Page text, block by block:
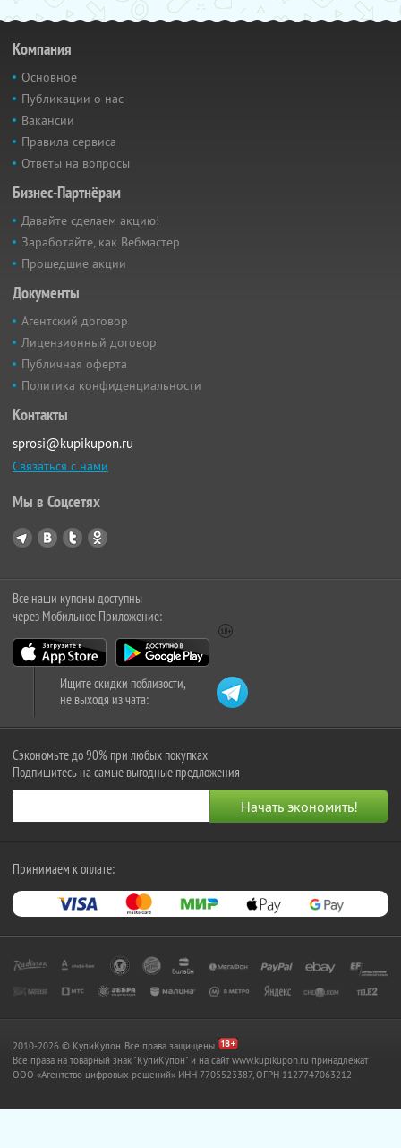
Компания
Основное
Публикации о нас
Вакансии
Правила сервиса
Ответы на вопросы
Бизнес-Партнёрам
Давайте сделаем акцию!
Заработайте, как Вебмастер
Прошедшие акции
Документы
Агентский договор
Лицензионный договор
Публичная оферта
Политика конфиденциальности
Контакты
sprosi@kupikupon.ru
Связаться с нами
Мы в Соцсетях
Все наши купоны доступны
через Мобильное Приложение:
Ищите скидки поблизости,
не выходя из чата:
Сэкономьте до 90% при любых покупках
Подпишитесь на самые выгодные предложения
Принимаем к оплате:
2010-2026 © КупиКупон. Все права защищены.
Все права на товарный знак "КупиКупон" и на сайт www.kupikupon.ru принадлежат
OOO «Агентство цифровых решений» ИНН 7705523387, ОГРН 1127747063212